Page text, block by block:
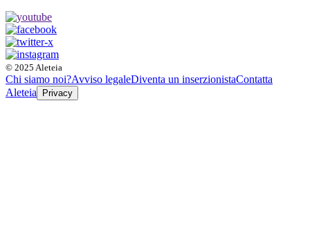
© 2025 Aleteia
Chi siamo noi?Avviso legaleDiventa un inserzionistaContatta
Aleteia
Privacy